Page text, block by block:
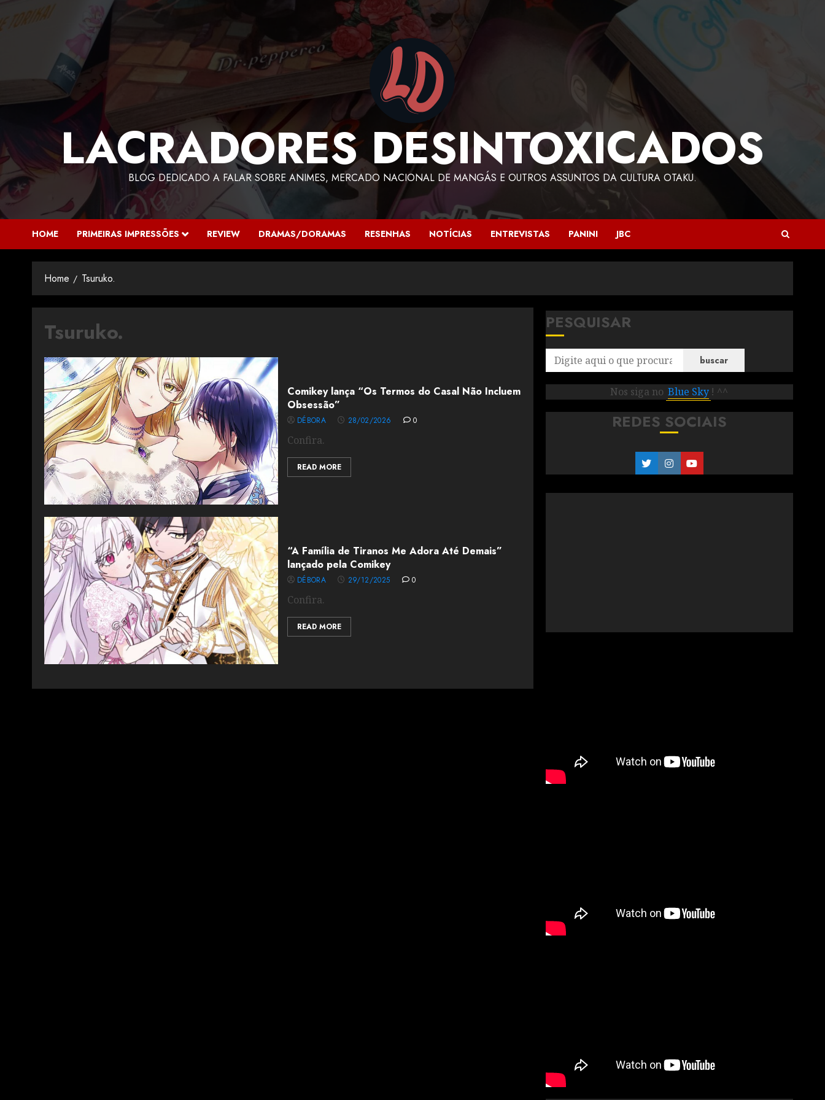
LACRADORES DESINTOXICADOS
BLOG DEDICADO A FALAR SOBRE ANIMES, MERCADO NACIONAL DE MANGÁS E OUTROS ASSUNTOS DA CULTURA OTAKU.
HOME PRIMEIRAS IMPRESSÕES REVIEW DRAMAS/DORAMAS RESENHAS NOTÍCIAS ENTREVISTAS PANINI JBC
Home Tsuruko.
Tsuruko.
Comikey lança “Os Termos do Casal Não Incluem
Obsessão”
DÉBORA 28/02/2026 0
Confira.
READ MORE
“A Família de Tiranos Me Adora Até Demais”
lançado pela Comikey
DÉBORA 29/12/2025 0
Confira.
READ MORE
PESQUISAR
buscar
Nos siga no Blue Sky ! ^^
REDES SOCIAIS